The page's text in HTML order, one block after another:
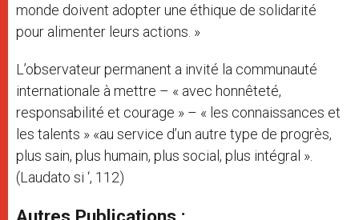
monde doivent adopter une éthique de solidarité
pour alimenter leurs actions. »
L’observateur permanent a invité la communauté
internationale à mettre – « avec honnêteté,
responsabilité et courage » – « les connaissances et
les talents » «au service d’un autre type de progrès,
plus sain, plus humain, plus social, plus intégral ».
(Laudato si ‘, 112)
Autres Publications :